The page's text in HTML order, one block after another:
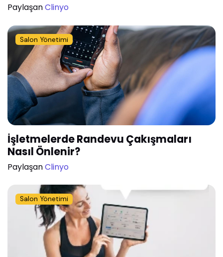
PaylaşanClinyo
Salon Yönetimi
İşletmelerde Randevu Çakışmaları
Nasıl Önlenir?
PaylaşanClinyo
Salon Yönetimi